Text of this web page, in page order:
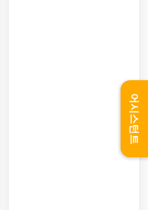
어시스턴트